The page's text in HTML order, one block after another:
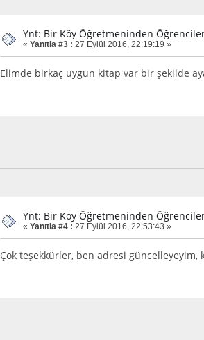
Ynt: Bir Köy Öğretmeninden
« Yanıtla #3 : 27 Eylül 2016, 22:19:19 »
Elimde birkaç uygun kitap var bir şekilde
Ynt: Bir Köy Öğretmeninden
« Yanıtla #4 : 27 Eylül 2016, 22:53:43 »
Çok teşekkürler, ben adresi